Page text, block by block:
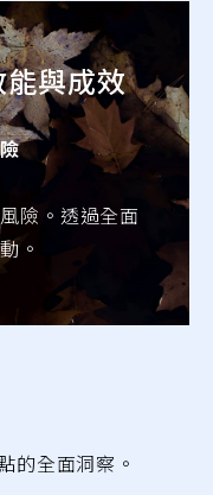
與成效
險。透過全面
。
的全面洞察。